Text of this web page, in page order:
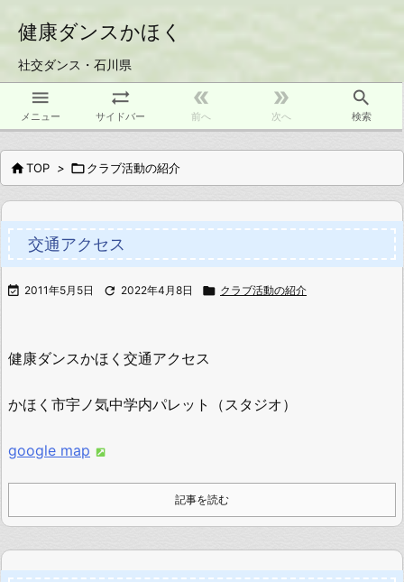
健康ダンスかほく
社交ダンス・石川県

メニュー

サイドバー

前へ

次へ

検索
TOP > クラブ活動の紹介
交通アクセス
 2011年5月5日  2022年4月8日  クラブ活動の紹介
健康ダンスかほく交通アクセス
かほく市宇ノ気中学内パレット（スタジオ）
google map
記事を読む